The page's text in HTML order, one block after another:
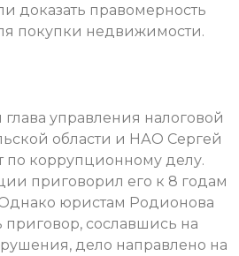
доказать правомерность
покупки недвижимости.
управления налоговой
области и НАО Сергей
по коррупционному делу.
приговорил его к 8 годам
юристам Родионова
приговор, сославшись на
дело направлено на